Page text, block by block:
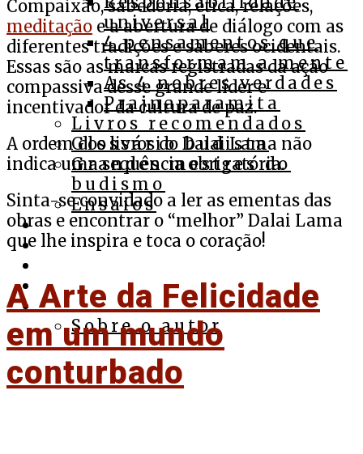
universal
4 pensamentos que
transformam a mente
As 4 nobres verdades
Prajnaparamita
Livros recomendados
Glossário budista
Grandes mestres do
budismo
Ensaios
Cursos
Assista
Apoie
Contato
Sobre o autor
Compaixão, sabedoria, ética, relações,
meditação e a abertura de diálogo com as
diferentes tradições e saberes ocidentais.
Essas são as marcas registradas da ação
compassiva desse grande líder e
incentivador da cultura de paz.
A ordem dos livros do Dalai Lama não
indica uma sequência obrigatória.
Sinta-se convidado a ler as ementas das
obras e encontrar o “melhor” Dalai Lama
que lhe inspira e toca o coração!
A Arte da Felicidade
em um mundo
conturbado